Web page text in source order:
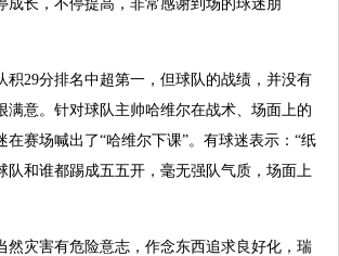
成长，不停提高，非常感谢到场的球迷朋
积29分排名中超第一，但球队的战绩，并没有
满意。针对球队主帅哈维尔在战术、场面上的
在赛场喊出了“哈维尔下课”。有球迷表示：“纸
队和谁都踢成五五开，毫无强队气质，场面上
然灾害有危险意志，作念东西追求良好化，瑞